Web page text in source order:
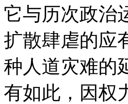
它与历次政治
扩散肆虐的应
种人道灾难
有如此，因权